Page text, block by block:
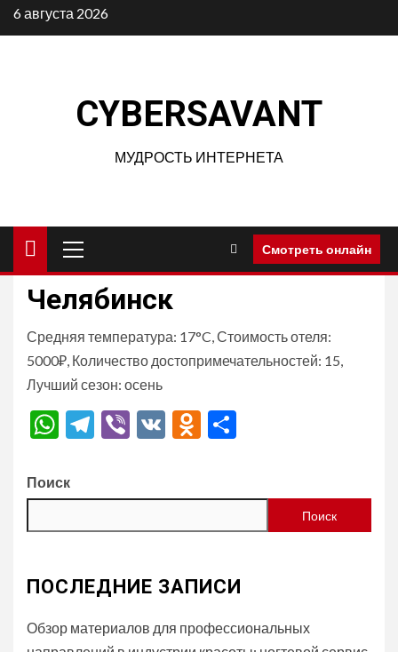
Перейти
к
6 августа 2026
CYBERSAVANT
МУДРОСТЬ ИНТЕРНЕТА
меню
Смотреть онлайн
Челябинск
Средняя температура: 17°C, Стоимость отеля:
5000₽, Количество достопримечательностей: 15,
Лучший сезон: осень
WhatsApp
Telegram
Viber
VK Odnoklassniki
Поиск
Поиск
ПОСЛЕДНИЕ ЗАПИСИ
Обзор материалов для профессиональных